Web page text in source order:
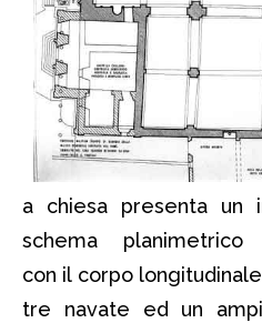
a chiesa presenta un
schema planimetrico
con il corpo
tre navate ed un